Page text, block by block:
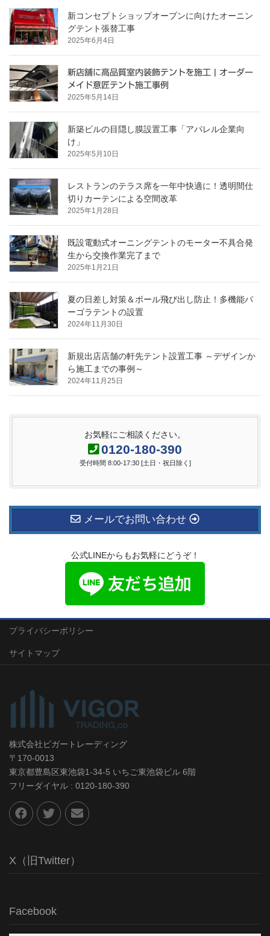
新コンセプトショップオープンに向けたオーニン
グテント張替工事
2025年6月4日
新店舗に高品質室内装飾テントを施工 | オーダー
メイド意匠テント施工事例
2025年5月14日
新築ビルの目隠し膜設置工事「アパレル企業向
け」
2025年5月10日
レストランのテラス席を一年中快適に！透明間仕
切りカーテンによる空間改革
2025年1月28日
既設電動式オーニングテントのモーター不具合発
生から交換作業完了まで
2025年1月21日
夏の日差し対策＆ボール飛び出し防止！多機能パ
ーゴラテントの設置
2024年11月30日
新規出店店舗の軒先テント設置工事 ～デザインか
ら施工までの事例～
2024年11月25日
お気軽にご相談ください。
0120-180-390
受付時間 8:00-17:30 [土日・祝日除く]
メールでお問い合わせ
公式LINEからもお気軽にどうぞ！
プライバシーポリシー
サイトマップ
株式会社ビガートレーディング
〒170-0013
東京都豊島区東池袋1-34-5 いちご東池袋ビル 6階
フリーダイヤル : 0120-180-390
X（旧Twitter）
Facebook